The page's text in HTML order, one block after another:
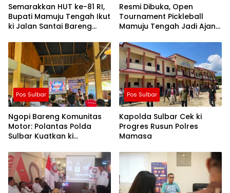
Semarakkan HUT ke-81 RI,
Bupati Mamuju Tengah Ikut
ki Jalan Santai Bareng
Resmi Dibuka, Open
Tournament Pickleball
Mamuju Tengah Jadi Ajang
Pos Sulbar
Ngopi Bareng Komunitas
Motor: Polantas Polda
Sulbar Kuatkan ki
Keselamatan
Pos Sulbar
Kapolda Sulbar Cek ki
Progres Rusun Polres
Mamasa